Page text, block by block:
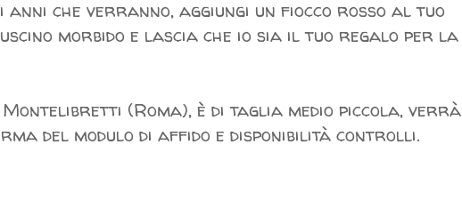
che verranno, aggiungi un fiocco rosso al tuo
morbido e lascia che io sia il tuo regalo per la
(Roma), è di taglia medio piccola, verrà
del modulo di affido e disponibilità controlli.